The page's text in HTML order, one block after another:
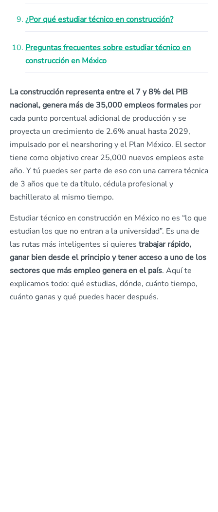
¿Por qué estudiar técnico en construcción?
Preguntas frecuentes sobre estudiar técnico en
construcción en México
La construcción representa entre el 7 y 8% del PIB
nacional, genera más de 35,000 empleos formales por
cada punto porcentual adicional de producción y se
proyecta un crecimiento de 2.6% anual hasta 2029,
impulsado por el nearshoring y el Plan México. El sector
tiene como objetivo crear 25,000 nuevos empleos este
año. Y tú puedes ser parte de eso con una carrera técnica
de 3 años que te da título, cédula profesional y
bachillerato al mismo tiempo.
Estudiar técnico en construcción en México no es “lo que
estudian los que no entran a la universidad”. Es una de
las rutas más inteligentes si quieres trabajar rápido,
ganar bien desde el principio y tener acceso a uno de los
sectores que más empleo genera en el país. Aquí te
explicamos todo: qué estudias, dónde, cuánto tiempo,
cuánto ganas y qué puedes hacer después.